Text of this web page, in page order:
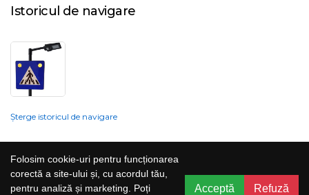
Istoricul de navigare
Șterge istoricul de navigare
informațiile prezentate pe site sunt corecte, complete sau actualizate, iar
serviciile oferite prin acest site sunt accesibile, neîntrerupte și fără erori.
Folosim cookie-uri pentru funcționarea
corectă a site-ului și, cu acordul tău,
pentru analiză și marketing. Poți
Acceptă Refuză